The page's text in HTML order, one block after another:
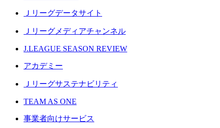
Ｊリーグデータサイト
Ｊリーグメディアチャンネル
J.LEAGUE SEASON REVIEW
アカデミー
Ｊリーグサステナビリティ
TEAM AS ONE
事業者向けサービス